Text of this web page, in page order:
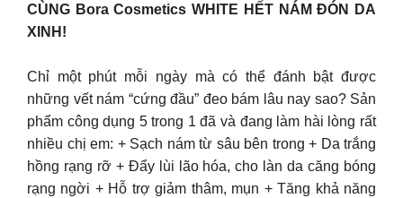
CÙNG Bora Cosmetics WHITE HẾT NÁM ĐÓN DA
XINH!
Chỉ một phút mỗi ngày mà có thể đánh bật được
những vết nám “cứng đầu” đeo bám lâu nay sao? Sản
phẩm công dụng 5 trong 1 đã và đang làm hài lòng rất
nhiều chị em: + Sạch nám từ sâu bên trong + Da trắng
hồng rạng rỡ + Đẩy lùi lão hóa, cho làn da căng bóng
rạng ngời + Hỗ trợ giảm thâm, mụn + Tăng khả năng